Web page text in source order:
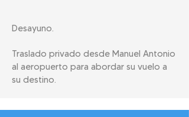
Desayuno.
Traslado privado desde Manuel Antonio
al aeropuerto para abordar su vuelo a
su destino.